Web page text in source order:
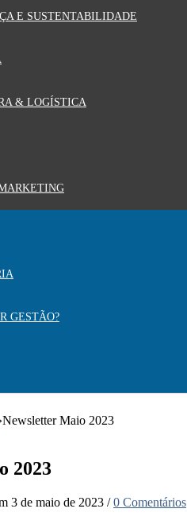
E SUSTENTABILIDADE
& LOGÍSTICA
GESTÃO?
Newsletter Maio 2023
2023
3 de maio de 2023 /0 Comentários